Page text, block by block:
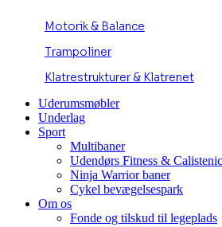
Motorik & Balance
Trampoliner
Klatrestrukturer & Klatrenet
Uderumsmøbler
Underlag
Sport
Multibaner
Udendørs Fitness &
Ninja Warrior baner
Cykel bevægelsespark
Om os
Fonde og tilskud til legeplads